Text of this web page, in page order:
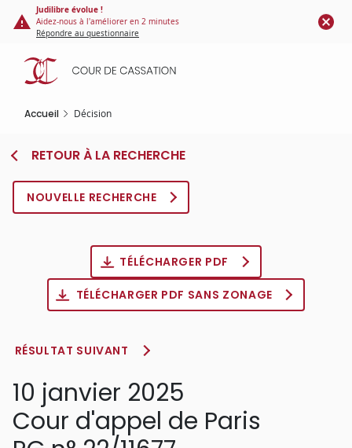
Panneau de gestion des cookies
contenu
principal
Judilibre évolue !
Aidez-nous à l'améliorer en 2 minutes
Répondre au questionnaire
Accueil Décision
RETOUR À LA RECHERCHE
NOUVELLE RECHERCHE
TÉLÉCHARGER PDF
TÉLÉCHARGER PDF SANS ZONAGE
RÉSULTAT SUIVANT
10 janvier 2025
Cour d'appel de Paris